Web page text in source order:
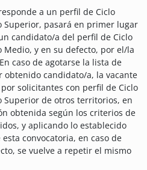
a un perfil de Ciclo
Superior, pasará en primer lugar
candidato/a del perfil de Ciclo
Medio, y en su defecto, por el/la
caso de agotarse la lista de
obtenido candidato/a, la vacante
solicitantes con perfil de Ciclo
Superior de otros territorios, en
obtenida según los criterios de
y aplicando lo establecido
convocatoria, en caso de
se vuelve a repetir el mismo